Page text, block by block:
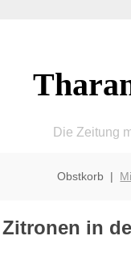
Die Zeitung
Obstkorb |
in